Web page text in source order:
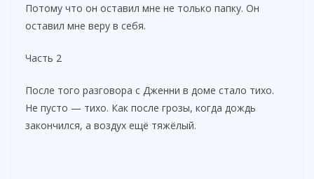
Потому что он оставил мне не только папку. Он
оставил мне веру в себя.
Часть 2
После того разговора с Дженни в доме стало тихо.
Не пусто — тихо. Как после грозы, когда дождь
закончился, а воздух ещё тяжёлый.